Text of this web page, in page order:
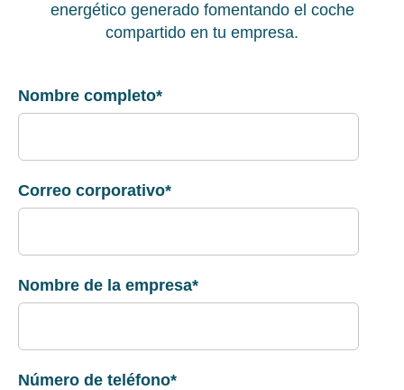
energético generado fomentando el coche
compartido en tu empresa.
Nombre completo*
Correo corporativo*
Nombre de la empresa*
Número de teléfono*